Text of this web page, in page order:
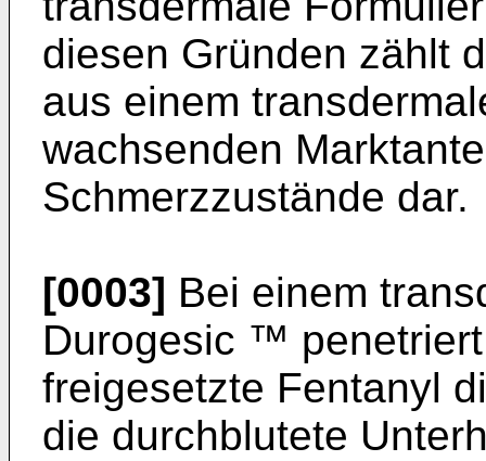
diesen Gründen zählt
aus einem
wachsenden
Schmerzzustände dar.
[0003] Bei einem
Durogesic ™
freigesetzte Fentanyl
die durchblutete